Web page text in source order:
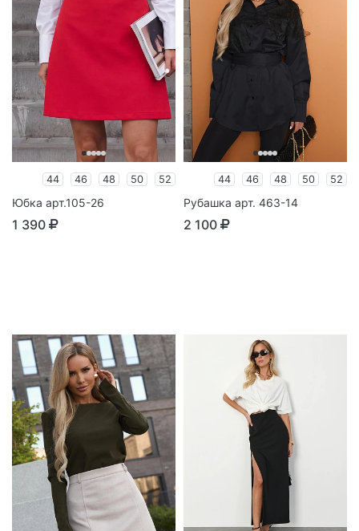
44 46 48 50 52
Юбка арт.105-26
1 390
44 46 48 50 52
Рубашка арт. 463-14
2 100